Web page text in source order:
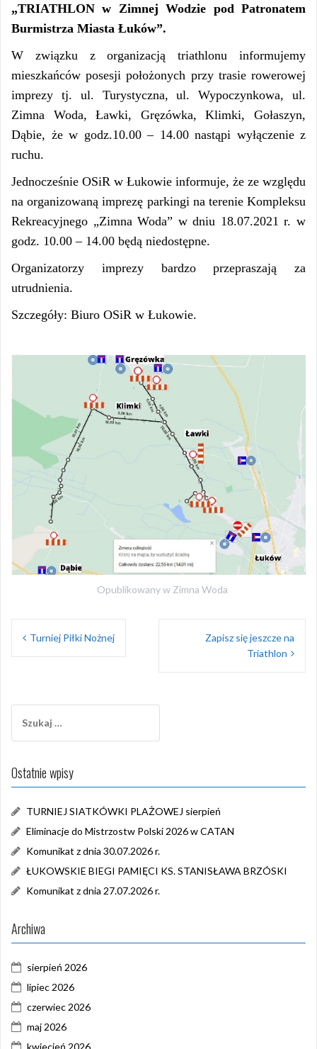
„TRIATHLON w Zimnej Wodzie pod Patronatem
Burmistrza Miasta Łuków”.
W związku z organizacją triathlonu informujemy
mieszkańców posesji położonych przy trasie rowerowej
imprezy tj. ul. Turystyczna, ul. Wypoczynkowa, ul.
Zimna Woda, Ławki, Gręzówka, Klimki, Gołaszyn,
Dąbie, że w godz.10.00 – 14.00 nastąpi wyłączenie z
ruchu.
Jednocześnie OSiR w Łukowie informuje, że ze względu
na organizowaną imprezę parkingi na terenie Kompleksu
Rekreacyjnego „Zimna Woda” w dniu 18.07.2021 r. w
godz. 10.00 – 14.00 będą niedostępne.
Organizatorzy imprezy bardzo przepraszają za
utrudnienia.
Szczegóły: Biuro OSiR w Łukowie.
Opublikowany w Zimna Woda
Nawigacja
Turniej Piłki Nożnej
Zapisz się jeszcze na
Triathlon
Ostatnie wpisy
TURNIEJ SIATKÓWKI PLAŻOWEJ sierpień
Eliminacje do Mistrzostw Polski 2026 w CATAN
Komunikat z dnia 30.07.2026 r.
ŁUKOWSKIE BIEGI PAMIĘCI KS. STANISŁAWA BRZÓSKI
Komunikat z dnia 27.07.2026 r.
Archiwa
sierpień 2026
lipiec 2026
czerwiec 2026
maj 2026
kwiecień 2026